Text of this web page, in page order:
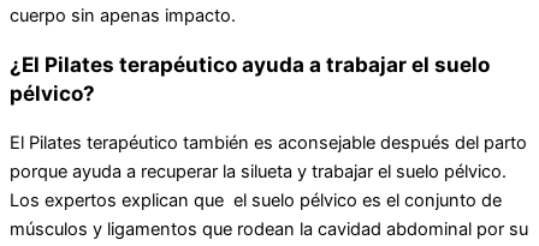
cuerpo sin apenas impacto.
¿El Pilates terapéutico ayuda a trabajar el suelo
pélvico?
El Pilates terapéutico también es aconsejable después del parto
porque ayuda a recuperar la silueta y trabajar el suelo pélvico.
Los expertos explican que el suelo pélvico es el conjunto de
músculos y ligamentos que rodean la cavidad abdominal por su